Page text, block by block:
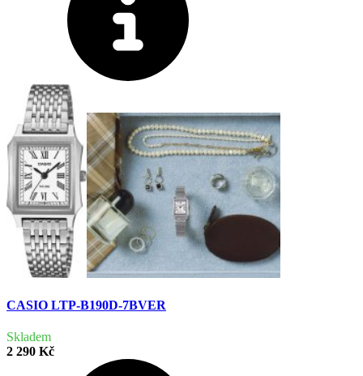
CASIO LTP-B190D-7BVER
Skladem
2 290 Kč